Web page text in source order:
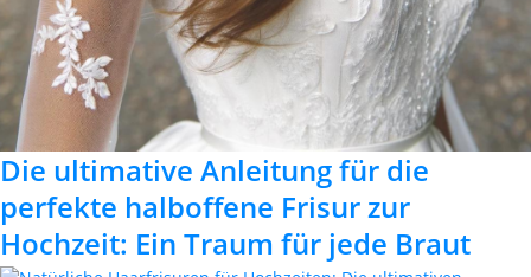
Die ultimative Anleitung für die
perfekte halboffene Frisur zur
Hochzeit: Ein Traum für jede Braut